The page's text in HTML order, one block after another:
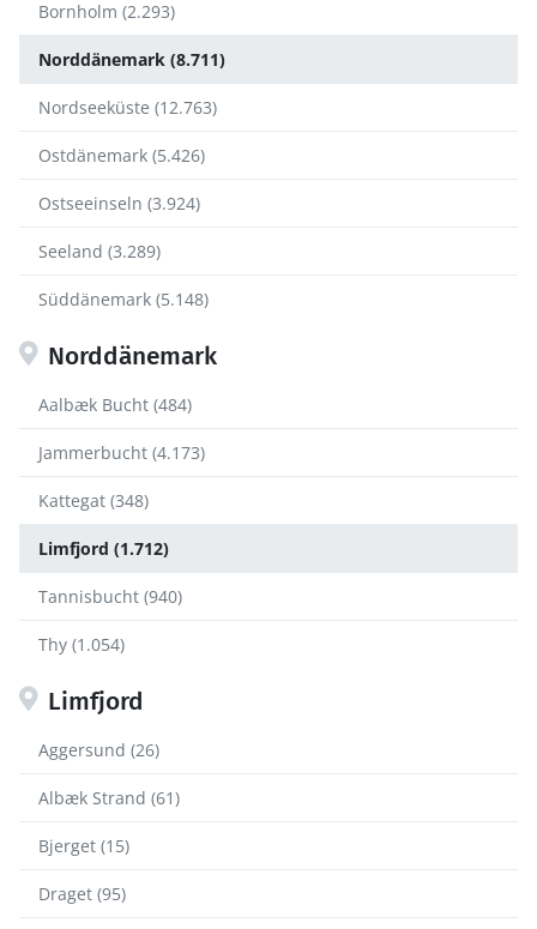
Bornholm (2.293)
Norddänemark (8.711)
Nordseeküste (12.763)
Ostdänemark (5.426)
Ostseeinseln (3.924)
Seeland (3.289)
Süddänemark (5.148)
Norddänemark
Aalbæk Bucht (484)
Jammerbucht (4.173)
Kattegat (348)
Limfjord (1.712)
Tannisbucht (940)
Thy (1.054)
Limfjord
Aggersund (26)
Albæk Strand (61)
Bjerget (15)
Draget (95)